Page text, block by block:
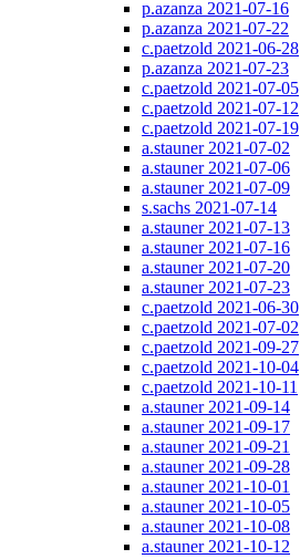
p.azanza 2021-07-16
p.azanza 2021-07-22
c.paetzold 2021-06-28
p.azanza 2021-07-23
c.paetzold 2021-07-05
c.paetzold 2021-07-12
c.paetzold 2021-07-19
a.stauner 2021-07-02
a.stauner 2021-07-06
a.stauner 2021-07-09
s.sachs 2021-07-14
a.stauner 2021-07-13
a.stauner 2021-07-16
a.stauner 2021-07-20
a.stauner 2021-07-23
c.paetzold 2021-06-30
c.paetzold 2021-07-02
c.paetzold 2021-09-27
c.paetzold 2021-10-04
c.paetzold 2021-10-11
a.stauner 2021-09-14
a.stauner 2021-09-17
a.stauner 2021-09-21
a.stauner 2021-09-28
a.stauner 2021-10-01
a.stauner 2021-10-05
a.stauner 2021-10-08
a.stauner 2021-10-12